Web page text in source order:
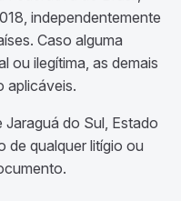
independentemente
Caso alguma
ou ilegítima, as demais
aplicáveis.
do Sul, Estado
de qualquer litígio ou